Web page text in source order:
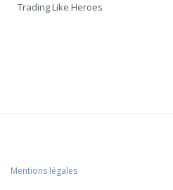
Trading Like Heroes
Mentions légales